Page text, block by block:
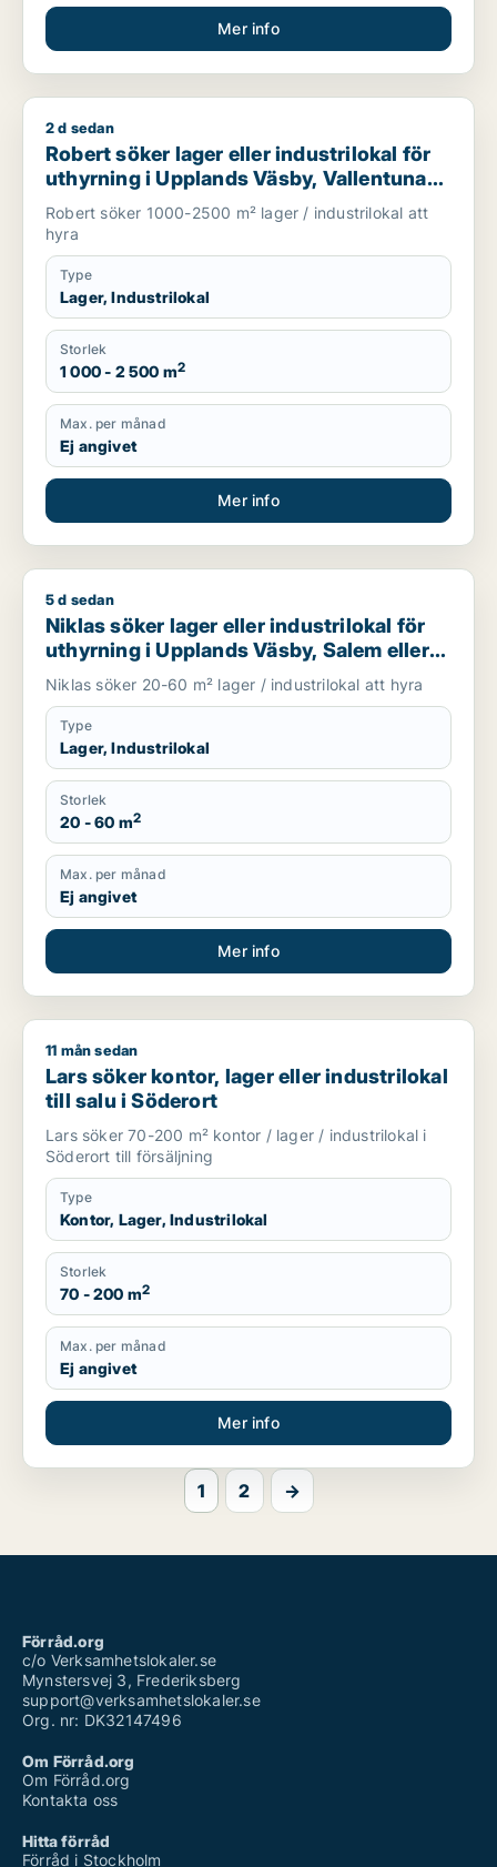
Mer info
Robert söker lager eller industrilokal för uthyrning i
2 d sedan
Robert söker lager eller industrilokal för
uthyrning i Upplands Väsby, Vallentuna
eller Järfälla m.fl.
Robert söker 1000-2500 m² lager / industrilokal att
hyra
Type
Lager, Industrilokal
Storlek
1 000 - 2 500 m2
Max. per månad
Ej angivet
Mer info
Niklas söker lager eller industrilokal för uthyrning i
5 d sedan
Niklas söker lager eller industrilokal för
uthyrning i Upplands Väsby, Salem eller
Upplands-Bro m.fl.
Niklas söker 20-60 m² lager / industrilokal att hyra
Type
Lager, Industrilokal
Storlek
20 - 60 m2
Max. per månad
Ej angivet
Mer info
Lars söker kontor, lager eller industrilokal till salu i Söderort
11 mån sedan
Lars söker kontor, lager eller industrilokal
till salu i Söderort
Lars söker 70-200 m² kontor / lager / industrilokal i
Söderort till försäljning
Type
Kontor, Lager, Industrilokal
Storlek
70 - 200 m2
Max. per månad
Ej angivet
Mer info
1 2 →
Förråd.org
c/o Verksamhetslokaler.se
Mynstersvej 3, Frederiksberg
support@verksamhetslokaler.se
Org. nr: DK32147496
Om Förråd.org
Om Förråd.org
Kontakta oss
Hitta förråd
Förråd i Stockholm